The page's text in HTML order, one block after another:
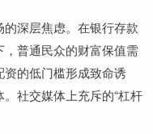
深层焦虑。在银行存款
普通民众的财富保值需
的低门槛形成致命诱
社交媒体上充斥的“杠杆